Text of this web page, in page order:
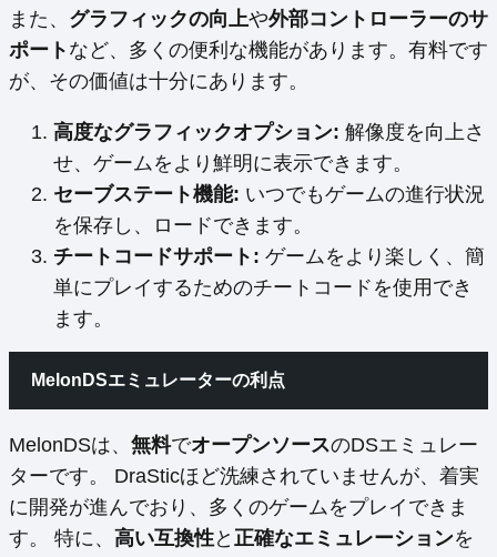
また、 グラフィックの向上や外部コントローラーのサ
ポート など、多くの便利な機能があります。有料です
が、その価値は十分にあります。
高度なグラフィックオプション: 解像度を向上さ
せ、ゲームをより鮮明に表示できます。
セーブステート機能: いつでもゲームの進行状況
を保存し、ロードできます。
チートコードサポート: ゲームをより楽しく、簡
単にプレイするためのチートコードを使用でき
ます。
MelonDSエミュレーターの利点
MelonDSは、 無料でオープンソースのDSエミュレー
ターです。 DraSticほど洗練されていませんが、着実
に開発が進んでおり、多くのゲームをプレイできま
す。 特に、 高い互換性と 正確なエミュレーションを